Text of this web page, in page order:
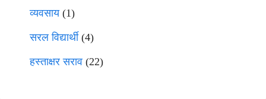
व्यवसाय(1)
सरल विद्यार्थी(4)
हस्ताक्षर सराव (22)